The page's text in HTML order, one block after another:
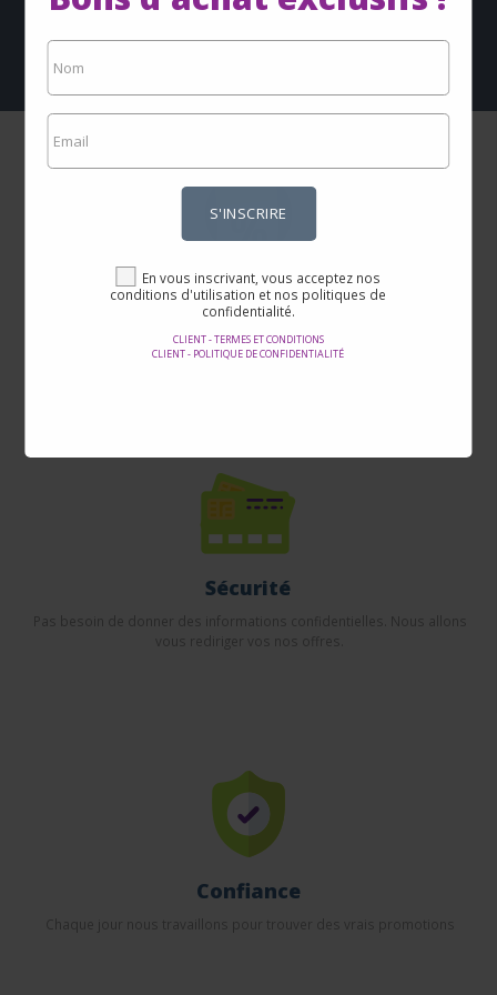
S'INSCRIRE
En vous inscrivant, vous acceptez nos
conditions d'utilisation et nos politiques de
confidentialité.
CLIENT - TERMES ET CONDITIONS
CLIENT - POLITIQUE DE CONFIDENTIALITÉ
Client - Politique de confidentialité
Prix incroyables
de produits.
Sécurité
Pas besoin de donner des informations confidentielles. Nous allons
vous rediriger vos nos offres.
Confiance